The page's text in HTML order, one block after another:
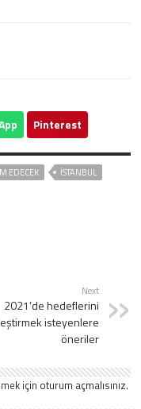
Pinterest
EDECEK
ISTANBUL
Next
2021’de hedeflerini
isteyenlere
öneriler
için oturum açmalısınız.